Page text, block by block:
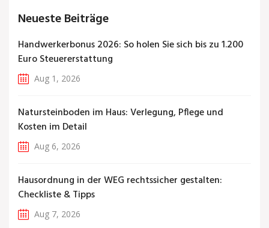
Neueste Beiträge
Handwerkerbonus 2026: So holen Sie sich bis zu 1.200
Euro Steuererstattung
Aug 1, 2026
Natursteinboden im Haus: Verlegung, Pflege und
Kosten im Detail
Aug 6, 2026
Hausordnung in der WEG rechtssicher gestalten:
Checkliste & Tipps
Aug 7, 2026